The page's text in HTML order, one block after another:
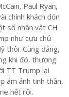
Paul Ryan,
chính khách đón
số nhân vật CH
như cựu chủ
thôi. Cùng đảng,
khi đó, thượng
TT Trump lại
ám ảnh tinh thần,
hết rồi.